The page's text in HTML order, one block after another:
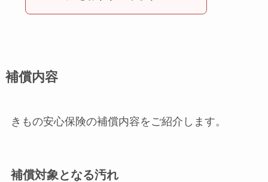
補償内容
きもの安心保険の補償内容をご紹介します。
補償対象となる汚れ